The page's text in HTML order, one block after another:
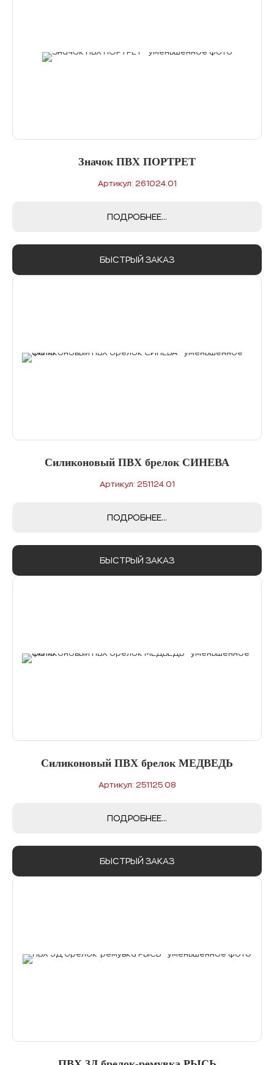
Значок ПВХ ПОРТРЕТ
Артикул: 261024.01
ПОДРОБНЕЕ...
БЫСТРЫЙ ЗАКАЗ
Силиконовый ПВХ брелок СИНЕВА
Артикул: 251124.01
ПОДРОБНЕЕ...
БЫСТРЫЙ ЗАКАЗ
Силиконовый ПВХ брелок МЕДВЕДЬ
Артикул: 251125.08
ПОДРОБНЕЕ...
БЫСТРЫЙ ЗАКАЗ